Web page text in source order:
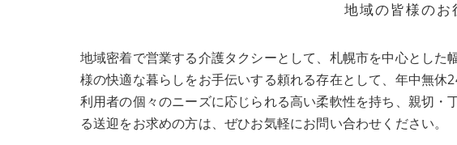
地域の皆様のお
地域密着で営業する介護タクシーとして、札幌市を中心とし
様の快適な暮らしをお手伝いする頼れる存在として、年中無
利用者の個々のニーズに応じられる高い柔軟性を持ち、親切
る送迎をお求めの方は、ぜひお気軽にお問い合わせください。